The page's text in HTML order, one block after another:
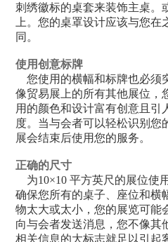
刺绣徽标的桌套来装饰主桌。
上。您的桌罩设计应该与您
同。
使用创意标牌
您使用的横幅和标牌也必须
像贸易展上的所有其他展位，
用的颜色和设计富有创意且引
度。当与会者可以轻松识别您
展会结束后使用您的服务。
正确的尺寸
为10×10 平方英尺的展位使
确保您所有的桌子、座位和横
物太大或太小，您的展览可能
向与会者发送消息，您不像其
相关信息的大标志就足以引起